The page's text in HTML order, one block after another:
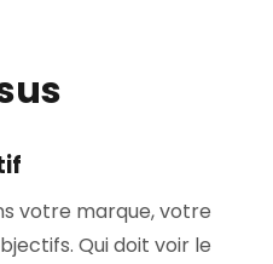
votre marque, votre
Qui doit voir le